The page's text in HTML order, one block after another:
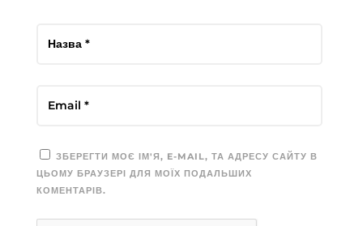
ЗБЕРЕГТИ МОЄ ІМ'Я, E-MAIL, ТА АДРЕСУ САЙТУ В
ЦЬОМУ БРАУЗЕРІ ДЛЯ МОЇХ ПОДАЛЬШИХ
КОМЕНТАРІВ.